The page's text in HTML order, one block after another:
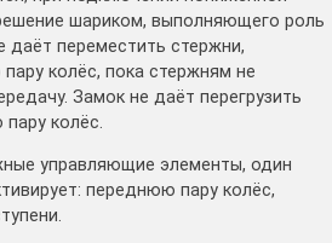
шариком, выполняющего роль
даёт переместить стержни,
колёс, пока стержням не
Замок не даёт перегрузить
колёс.
управляющие элементы, один
переднюю пару колёс,